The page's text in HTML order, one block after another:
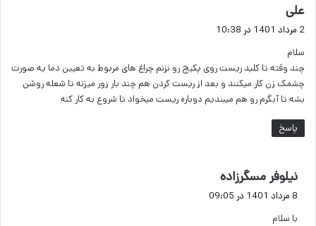
علی
ف
2 مرداد 1401 در 10:38
سلام
چند وقته تا کلید ریست روی پکیج رو نزنم چراغ های مربوط به تعیین دما یه صورت
چشمک زن کار میکنند و بعد از ریست کردن هم چند بار زور میزنه تا شعله روشن
بشه تا آبگرم رو هم میبندیم دوباره ریست میخواد تا شروع به کار کنه
پاسخ
نیلوفر مسگرزاده
ف
8 مرداد 1401 در 09:05
با سلام